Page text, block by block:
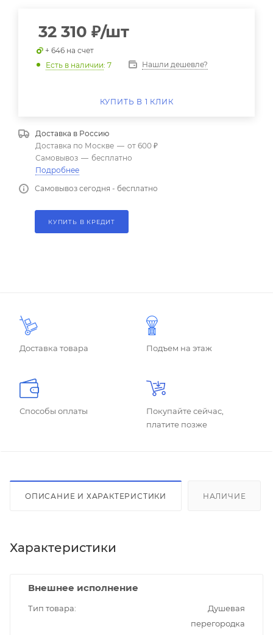
32 310 ₽/шт
+ 646 на счет
Есть в наличии: 7 Нашли дешевле?
КУПИТЬ В 1 КЛИК
Доставка в Россию
Доставка по Москве — от 600 ₽
Самовывоз — бесплатно
Подробнее
Самовывоз сегодня - бесплатно
КУПИТЬ В КРЕДИТ
Доставка товара Подъем на этаж
Способы оплаты
Покупайте сейчас,
платите позже
ОПИСАНИЕ И ХАРАКТЕРИСТИКИ НАЛИЧИЕ
Характеристики
Внешнее исполнение
Тип товара
Душевая
перегородка